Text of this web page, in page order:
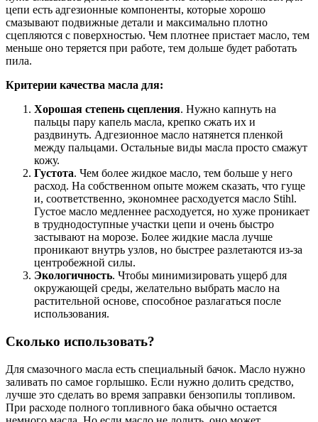
цепи есть адгезионные компоненты, которые хорошо
смазывают подвижные детали и максимально плотно
сцепляются с поверхностью. Чем плотнее пристает масло, тем
меньше оно теряется при работе, тем дольше будет работать
пила.
Критерии качества масла для:
Хорошая степень сцепления. Нужно капнуть на
пальцы пару капель масла, крепко сжать их и
раздвинуть. Адгезионное масло натянется пленкой
между пальцами. Остальные виды масла просто смажут
кожу.
Густота. Чем более жидкое масло, тем больше у него
расход. На собственном опыте можем сказать, что гуще
и, соответственно, экономнее расходуется масло Stihl.
Густое масло медленнее расходуется, но хуже проникает
в труднодоступные участки цепи и очень быстро
застывают на морозе. Более жидкие масла лучше
проникают внутрь узлов, но быстрее разлетаются из-за
центробежной силы.
Экологичность. Чтобы минимизировать ущерб для
окружающей среды, желательно выбрать масло на
растительной основе, способное разлагаться после
использования.
Сколько использовать?
Для смазочного масла есть специальный бачок. Масло нужно
заливать по самое горлышко. Если нужно долить средство,
лучше это сделать во время заправки бензопилы топливом.
При расходе полного топливного бака обычно остается